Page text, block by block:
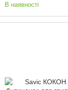
В наявності